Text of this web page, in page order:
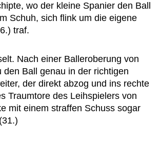
wo der kleine Spanier den Ball
Schuh, sich flink um die eigene
traf.
Nach einer Balleroberung von
Ball genau in der richtigen
der direkt abzog und ins rechte
Traumtore des Leihspielers von
mit einem straffen Schuss sogar